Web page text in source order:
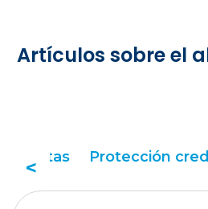
Artículos sobre el
< de crédito y puntaje